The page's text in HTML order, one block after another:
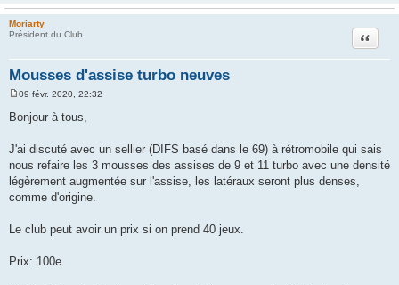
Moriarty
Président du Club
Mousses d'assise turbo neuves
Citation
s
a
g
e
09 févr. 2020, 22:32
Bonjour à tous,
J'ai discuté avec un sellier (DIFS basé dans le 69) à rétromobile qui sais
nous refaire les 3 mousses des assises de 9 et 11 turbo avec une densité
légèrement augmentée sur l'assise, les latéraux seront plus denses,
comme d'origine.
Le club peut avoir un prix si on prend 40 jeux.
Prix: 100e